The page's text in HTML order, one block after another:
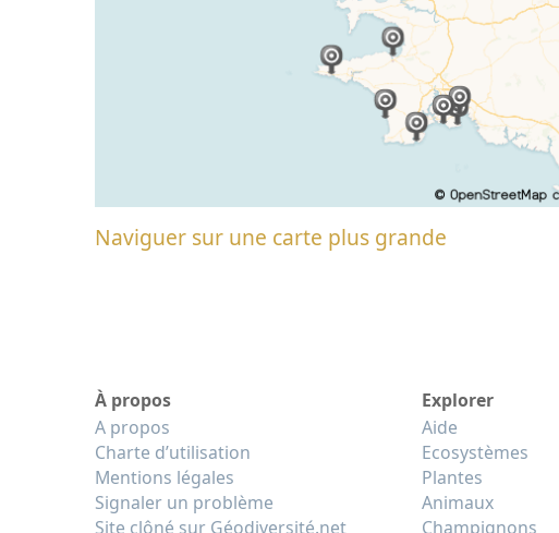
Naviguer sur une carte plus grande
À propos
A propos
Charte d’utilisation
Mentions légales
Signaler un problème
Site clôné sur Géodiversité.net
Explorer
Aide
Ecosystèmes
Plantes
Animaux
Champignons